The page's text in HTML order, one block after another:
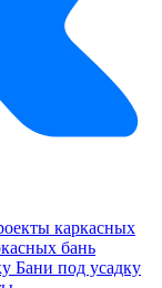
каркасных
бань
Бани под усадку